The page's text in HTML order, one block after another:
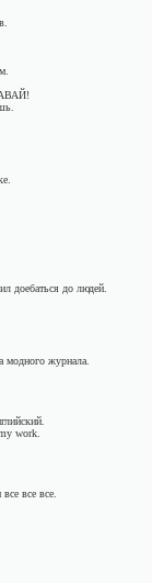
доебаться до людей.
модного журнала.
work.
все все.